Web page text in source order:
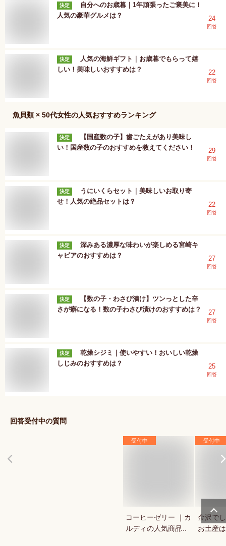
決定
自分へのお歳暮｜1年頑張ったご褒美に！
人気の豪華グルメは？
24
回答
決定
人気の海鮮ギフト｜お歳暮でもらって嬉
しい！美味しいおすすめは？
22
回答
魚貝類 × 50代女性の人気おすすめランキング
決定
【国産数の子】歯ごたえがあり美味し
い！国産数の子のおすすめを教えてください！
29
回答
決定
うにいくらセット｜美味しいお取り寄
せ！人気の絶品セットは？
22
回答
決定
深みある濃厚な味わいが楽しめる宮崎キ
ャビアのおすすめは？
27
回答
決定
【数の子・わさび漬け】ツンっとした辛
さが癖になる！数の子わさび漬けのおすすめは？
27
回答
決定
乾燥シジミ｜使いやすい！おいしい乾燥
しじみのおすすめは？
25
回答
回答受付中の質問
受付中
コーヒーゼリー ｜カ
ルディの人気商品な
受付中
金沢で
お土産